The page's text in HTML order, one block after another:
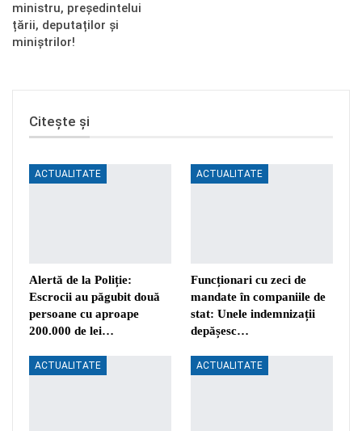
ministru, președintelui
țării, deputaților și
miniștrilor!
Citește și
ACTUALITATE
Alertă de la Poliție:
Escrocii au păgubit două
persoane cu aproape
200.000 de lei…
ACTUALITATE
Funcționari cu zeci de
mandate în companiile de
stat: Unele indemnizații
depășesc…
ACTUALITATE ACTUALITATE